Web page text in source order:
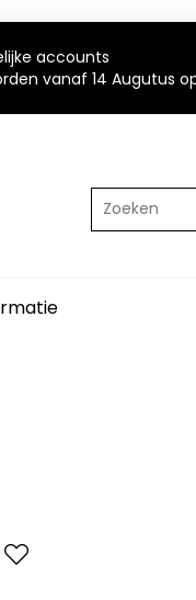
accounts
vanaf 14 Augutus
Zoeken